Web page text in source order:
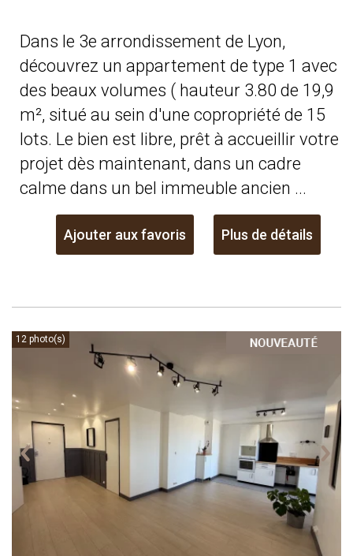
Dans le 3e arrondissement de Lyon,
découvrez un appartement de type 1 avec
des beaux volumes ( hauteur 3.80 de 19,9
m², situé au sein d'une copropriété de 15
lots. Le bien est libre, prêt à accueillir votre
projet dès maintenant, dans un cadre
calme dans un bel immeuble ancien ...
Ajouter aux favoris Plus de détails
12 photo(s)